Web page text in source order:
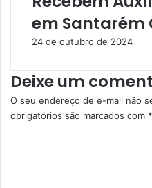
s
G
e
n
em Santarém
24 de outubro de 2024
Deixe um
O seu endereço de e-mail não
obrigatórios são marcados com *